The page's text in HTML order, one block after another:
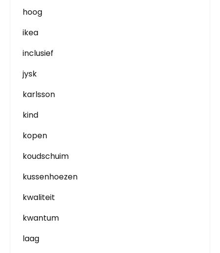
hoog
ikea
inclusief
jysk
karlsson
kind
kopen
koudschuim
kussenhoezen
kwaliteit
kwantum
laag